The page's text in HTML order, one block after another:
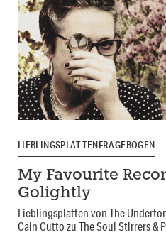
LIEBLINGSPLATTENFRAGEBOGEN
My Favourite
Golightly
Lieblingsplatten von The
Cain Cutto zu The Soul Stirrers &